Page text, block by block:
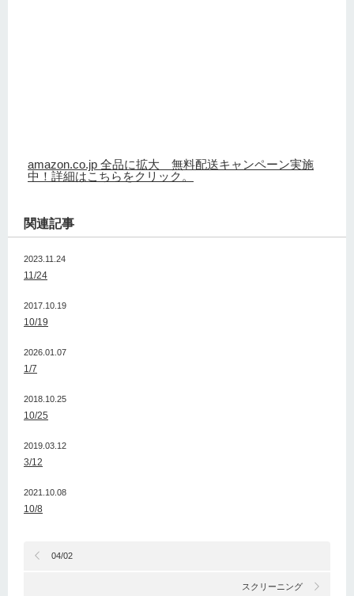
amazon.co.jp 全品に拡大 無料配送キャンペーン実施
中！詳細はこちらをクリック。
関連記事
2023.11.24
11/24
2017.10.19
10/19
2026.01.07
1/7
2018.10.25
10/25
2019.03.12
3/12
2021.10.08
10/8
04/02
スクリーニング